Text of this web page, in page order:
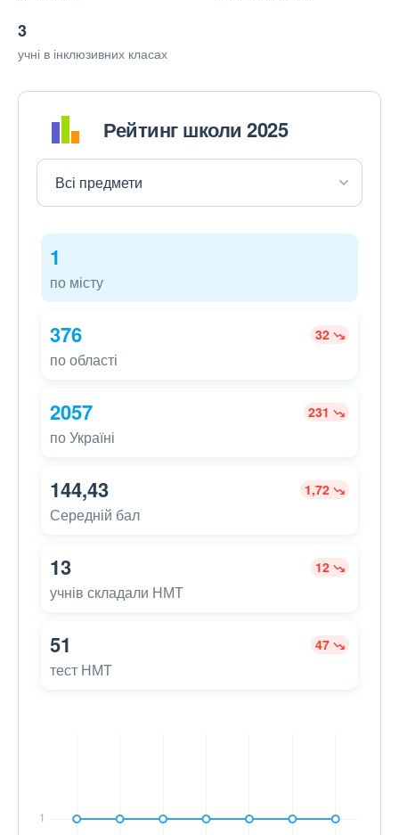
3
учні в інклюзивних класах
Рейтинг школи 2025
1
по місту
376 32
по області
2057 231
по Україні
144,43 1,72
Середній бал
13 12
учнів складали НМТ
51 47
тест НМТ